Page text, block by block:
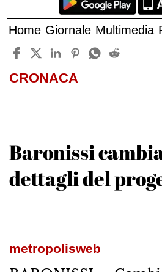
Home Giornale Multimedia
CRONACA
Baronissi
dettagli del
metropolisweb